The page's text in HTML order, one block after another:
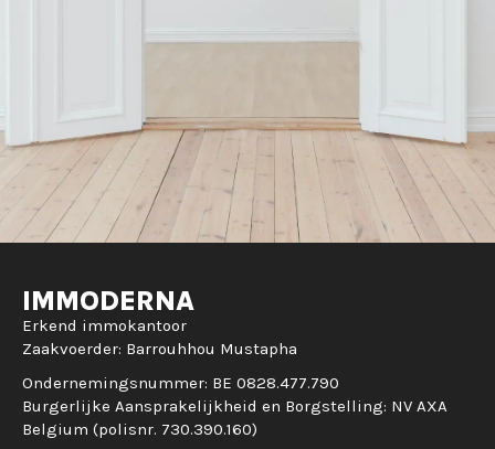
IMMODERNA
Erkend immokantoor
Zaakvoerder: Barrouhhou Mustapha
Ondernemingsnummer: BE 0828.477.790
Burgerlijke Aansprakelijkheid en Borgstelling: NV AXA
Belgium (polisnr. 730.390.160)